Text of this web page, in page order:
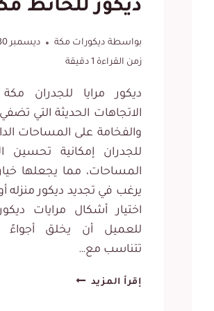
ديكور للحائط
بواسطة ديكورات مكة
ديسمبر 30, 2024
زمن القراءة
دقيقة
ديكور مرايا للجدران
الاتجاهات الحديثة التي
والفخامة على المساحات
للجدران إمكانية تحسين
المساحات، مما يجعلها
يرغب في تجديد ديكور منزله
اختيار أشكال مرايات
للعميل أن يخلق أجواءً
تتناسب مع…
إقرأ المزيدديكور